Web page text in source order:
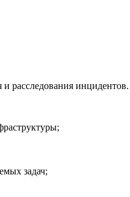
расследования инцидентов.
задач;